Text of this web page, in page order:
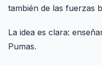
también de las fuerzas
La idea es clara:
Pumas.